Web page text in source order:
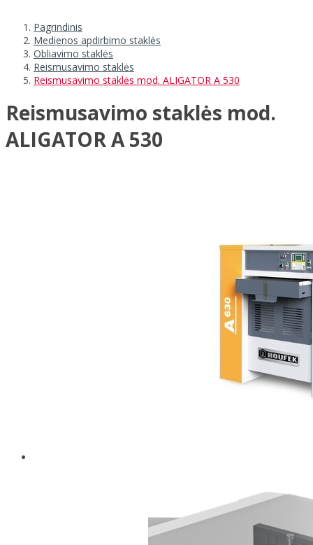
Pagrindinis
Medienos apdirbimo staklės
Obliavimo staklės
Reismusavimo staklės
Reismusavimo staklės mod. ALIGATOR A 530
Reismusavimo staklės mod.
ALIGATOR A 530